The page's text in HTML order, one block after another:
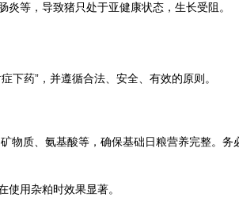
等，导致猪只处于亚健康状态，生长受阻。
下药”，并遵循合法、安全、有效的原则。
质、氨基酸等，确保基础日粮营养完整。
用杂粕时效果显著。